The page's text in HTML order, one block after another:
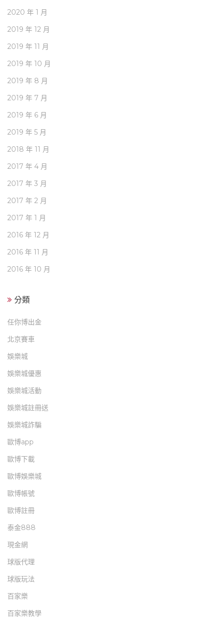
2020 年 1 月
2019 年 12 月
2019 年 11 月
2019 年 10 月
2019 年 8 月
2019 年 7 月
2019 年 6 月
2019 年 5 月
2018 年 11 月
2017 年 4 月
2017 年 3 月
2017 年 2 月
2017 年 1 月
2016 年 12 月
2016 年 11 月
2016 年 10 月
分類
任你博出金
北京賽車
娛樂城
娛樂城優惠
娛樂城活動
娛樂城註冊送
娛樂城詐騙
歐博app
歐博下載
歐博娛樂城
歐博帳號
歐博註冊
泰金888
現金網
球版代理
球版玩法
百家樂
百家樂教學